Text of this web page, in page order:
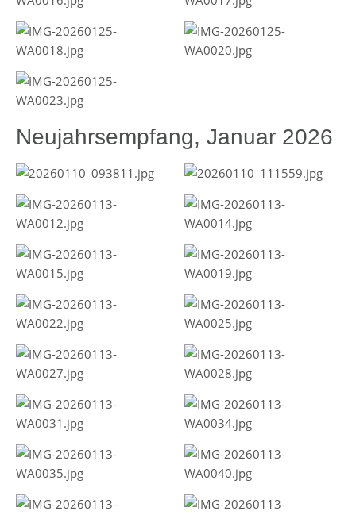
Neujahrsempfang, Januar 2026